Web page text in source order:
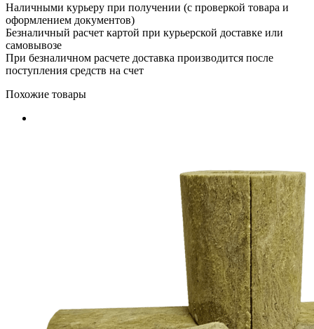
Наличными курьеру при получении (с проверкой товара и
оформлением документов)
Безналичный расчет картой при курьерской доставке или
самовывозе
При безналичном расчете доставка производится после
поступления средств на счет
Похожие товары